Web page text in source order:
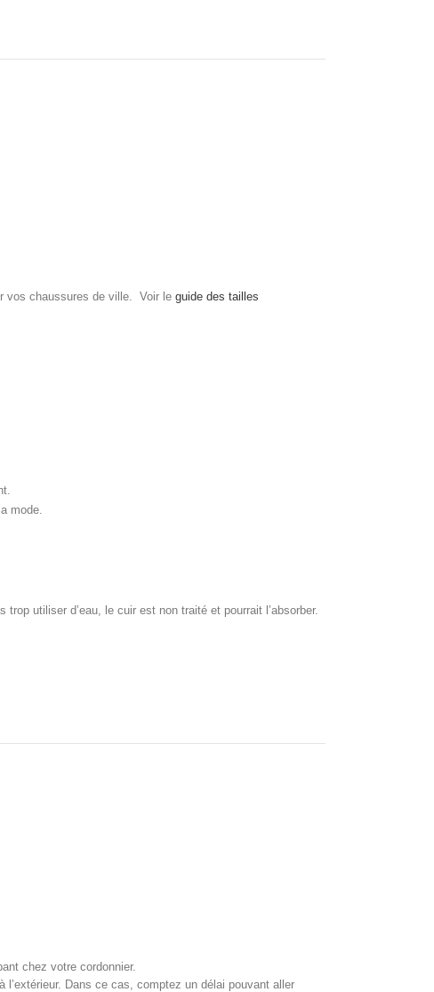
vos chaussures de ville. Voir le guide des tailles
mode.
utiliser d’eau, le cuir est non traité et pourrait l’absorber.
chez votre cordonnier.
l’extérieur. Dans ce cas, comptez un délai pouvant aller